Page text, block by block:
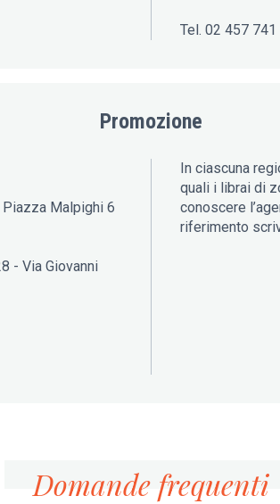
Tel. 02 457 741
Promozione
Malpighi 6
- Via Giovanni
In ciascuna
quali i librai di
conoscere
riferimento
Domande frequenti